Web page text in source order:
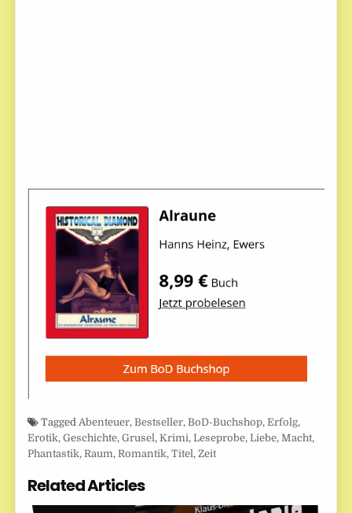
TaggedAbenteuer,Bestseller,BoD-Buchshop,Erfolg,
Erotik,Geschichte,Grusel,Krimi,Leseprobe,Liebe,Macht,
Phantastik,Raum,Romantik,Titel,Zeit
Related Articles